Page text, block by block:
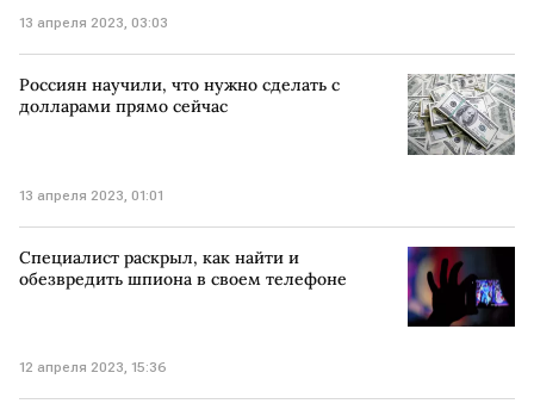
13 апреля 2023, 03:03
Россиян научили, что нужно сделать с
долларами прямо сейчас
13 апреля 2023, 01:01
Специалист раскрыл, как найти и
обезвредить шпиона в своем телефоне
12 апреля 2023, 15:36